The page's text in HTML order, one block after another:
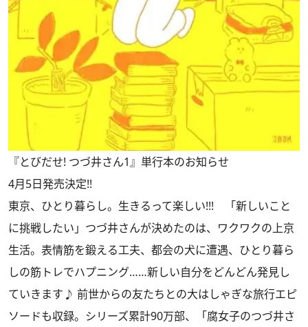
『とびだせ! つづ井さん1』単行本のお知らせ
4月5日発売決定!!
東京、ひとり暮らし。生きるって楽しい!!! 「新しいこと
に挑戦したい」つづ井さんが決めたのは、ワクワクの上京
生活。表情筋を鍛える工夫、都会の犬に遭遇、ひとり暮ら
しの筋トレでハプニング……新しい自分をどんどん発見し
ていきます♪ 前世からの友たちとの大はしゃぎな旅行エピ
ソードも収録。シリーズ累計90万部、「腐女子のつづ井さ